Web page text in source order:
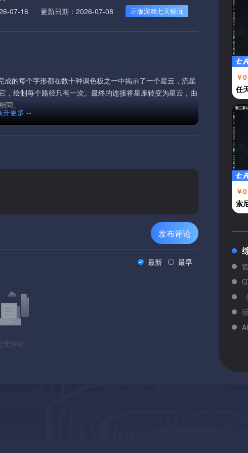
07-16
更新日期：2026-07-08 正版游戏七天畅玩
的每个字形都在数十种调色板之一中揭示了一个星云，流星
绘制每个路径只有一次。最终的连接将星座转变为星云，由
。
开更多 --
发布评论
最新 最早
无评论
￥0
￥0